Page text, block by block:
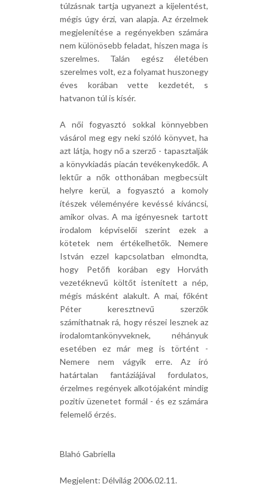
túlzásnak tartja ugyanezt a kijelentést,
mégis úgy érzi, van alapja. Az érzelmek
megjelenítése a regényekben számára
nem különösebb feladat, hiszen maga is
szerelmes. Talán egész életében
szerelmes volt, ez a folyamat huszonegy
éves korában vette kezdetét, s
hatvanon túl is kísér.
A női fogyasztó sokkal könnyebben
vásárol meg egy neki szóló könyvet, ha
azt látja, hogy nő a szerző - tapasztalják
a könyvkiadás piacán tevékenykedők. A
lektűr a nők otthonában megbecsült
helyre kerül, a fogyasztó a komoly
ítészek véleményére kevéssé kíváncsi,
amikor olvas. A ma igényesnek tartott
irodalom képviselői szerint ezek a
kötetek nem értékelhetők. Nemere
István ezzel kapcsolatban elmondta,
hogy Petőfi korában egy Horváth
vezetéknevű költőt istenített a nép,
mégis másként alakult. A mai, főként
Péter keresztnevű szerzők
számíthatnak rá, hogy részei lesznek az
irodalomtankönyveknek, néhányuk
esetében ez már meg is történt -
Nemere nem vágyik erre. Az író
határtalan fantáziájával fordulatos,
érzelmes regények alkotójaként mindig
pozitív üzenetet formál - és ez számára
felemelő érzés.
Blahó Gabriella
Megjelent: Délvilág 2006.02.11.